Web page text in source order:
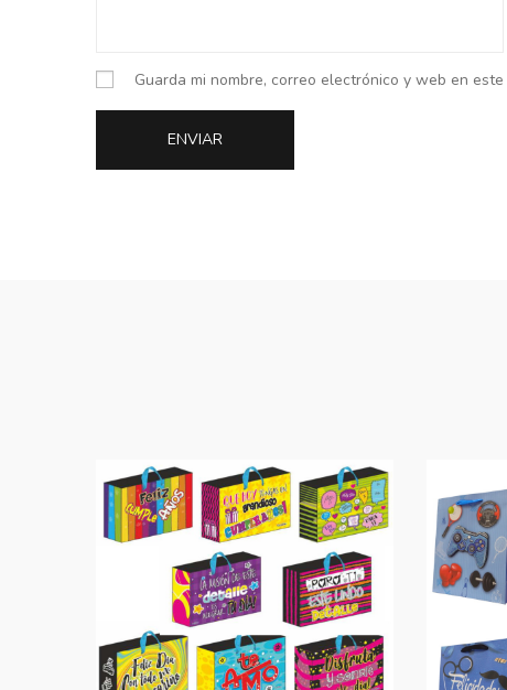
Guarda mi nombre, correo electrónico y web en